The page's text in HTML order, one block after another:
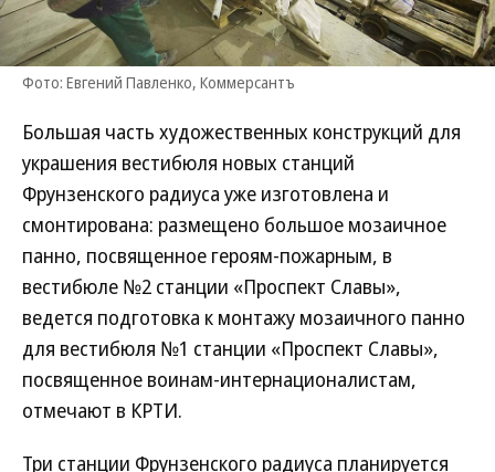
Фото: Евгений Павленко, Коммерсантъ
Большая часть художественных конструкций для
украшения вестибюля новых станций
Фрунзенского радиуса уже изготовлена и
смонтирована: размещено большое мозаичное
панно, посвященное героям-пожарным, в
вестибюле №2 станции «Проспект Славы»,
ведется подготовка к монтажу мозаичного панно
для вестибюля №1 станции «Проспект Славы»,
посвященное воинам-интернационалистам,
отмечают в КРТИ.
Три станции Фрунзенского радиуса планируется